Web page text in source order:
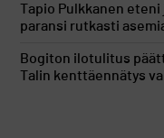
Tapio Pulkkanen eteni
paransi rutkasti
Bogiton ilotulitus
Talin kenttäennätys